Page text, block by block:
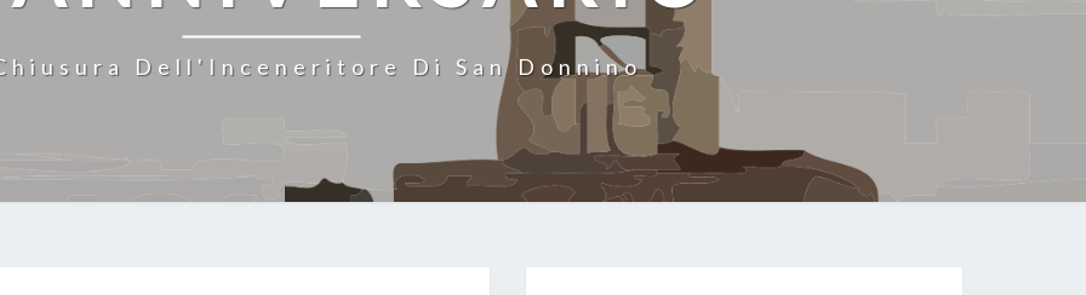
Dell'Inceneritore Di San Donnino